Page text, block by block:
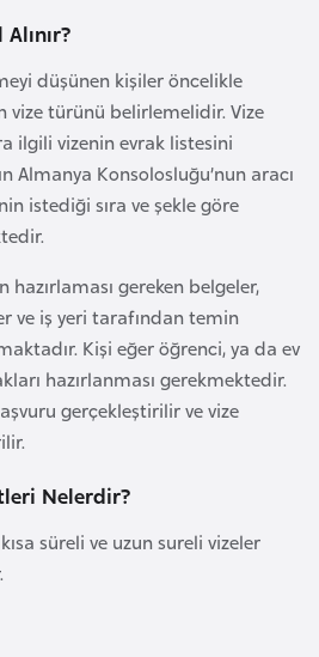
düşünen kişiler öncelikle
vize türünü belirlemelidir. Vize
ilgili vizenin evrak listesini
Almanya Konsolosluğu’nun aracı
istediği sıra ve şekle göre
hazırlaması gereken belgeler,
ve iş yeri tarafından temin
Kişi eğer öğrenci, ya da ev
hazırlanması gerekmektedir.
gerçekleştirilir ve vize
Nelerdir?
süreli ve uzun sureli vizeler